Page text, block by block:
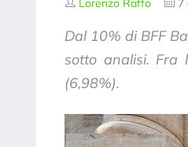
Lorenzo Raffo 7
Dal 10% di BFF
sotto analisi. Fra
(6,98%).